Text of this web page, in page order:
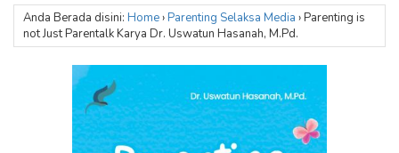
Anda Berada disini: Home›Parenting Selaksa Media ›Parenting is
not Just Parentalk Karya Dr. Uswatun Hasanah, M.Pd.